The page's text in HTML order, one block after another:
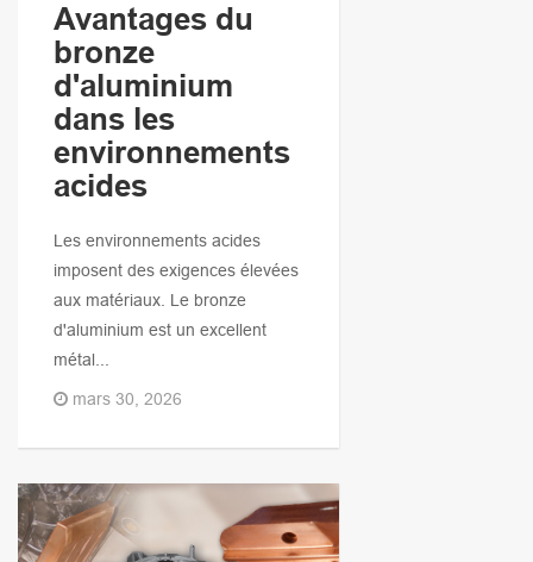
Avantages du
bronze
d'aluminium
dans les
environnements
acides
Les environnements acides
imposent des exigences élevées
aux matériaux. Le bronze
d'aluminium est un excellent
métal...
mars 30, 2026